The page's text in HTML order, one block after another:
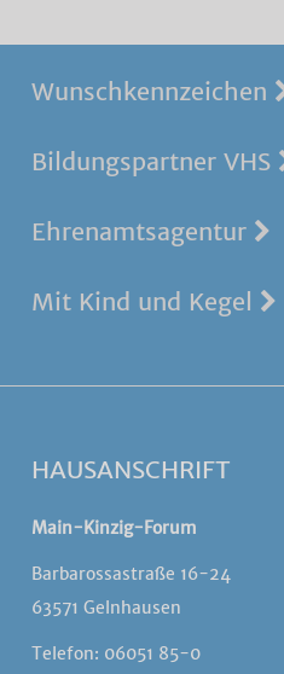
Wunschkennzeichen
Bildungspartner VHS
Ehrenamtsagentur
Mit Kind und Kegel
HAUSANSCHRIFT
Main-Kinzig-Forum
Barbarossastraße 16-24
63571 Gelnhausen
Telefon: 06051 85-0